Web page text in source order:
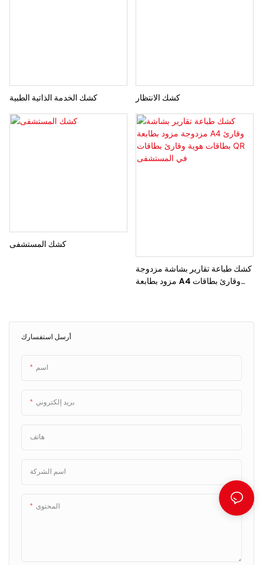
أرسل استفسارك
اسم
بريد إلكتروني
هاتف
اسم الشركة
المحتوى
كشك الخدمة الذاتية الطبية كشك الانتظار
كشك المستشفى
كشك طباعة تقارير بشاشة مزدوجة
مزود بطابعة A4 وقارئ بطاقات